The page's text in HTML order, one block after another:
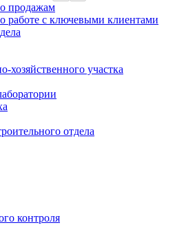
продажам
работе с ключевыми клиентами
хозяйственного участка
отдела
контроля